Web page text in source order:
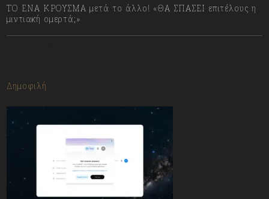
ΤΟ ΕΝΑ ΚΡΟΥΣΜΑ μετά το άλλο! «ΘΑ ΣΠΑΣΕΙ επιτέλους η
μιντιακή ομερτά;»
Δημοφιλή